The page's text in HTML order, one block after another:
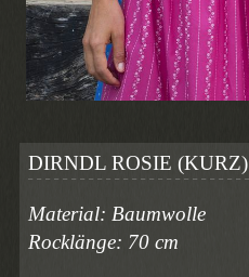
DIRNDL ROSIE (KURZ)
Material: Baumwolle
Rocklänge: 70 cm